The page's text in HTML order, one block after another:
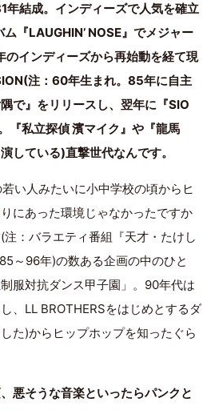
年結成。インディーズで人気を確立
『LAUGHIN’ NOSE』でメジャー
インディーズから再始動を経て現
注：60年生まれ。85年に自主
で』をリリースし、翌年に『SIO
『私立探偵 濱マイク』や『龍馬
している)直撃世代なんです。
い人みたいに小中学校の頃からヒ
にあった環境じゃなかったですか
：バラエティ番組『天才・たけし
～96年)の数ある企画の中のひと
服対抗ダンス甲子園」。90年代は
、LL BROTHERSをはじめとするダ
た)からヒップホップを知ったぐら
悪そうな音楽といったらパンクと